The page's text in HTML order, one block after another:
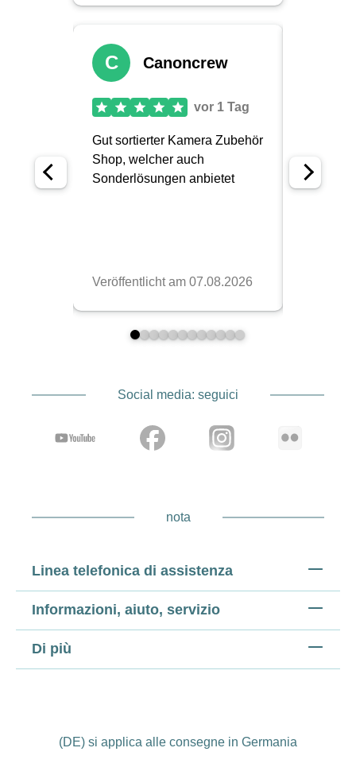
Social media: seguici
nota
Linea telefonica di assistenza
Informazioni, aiuto, servizio
Di più
(DE) si applica alle consegne in Germania